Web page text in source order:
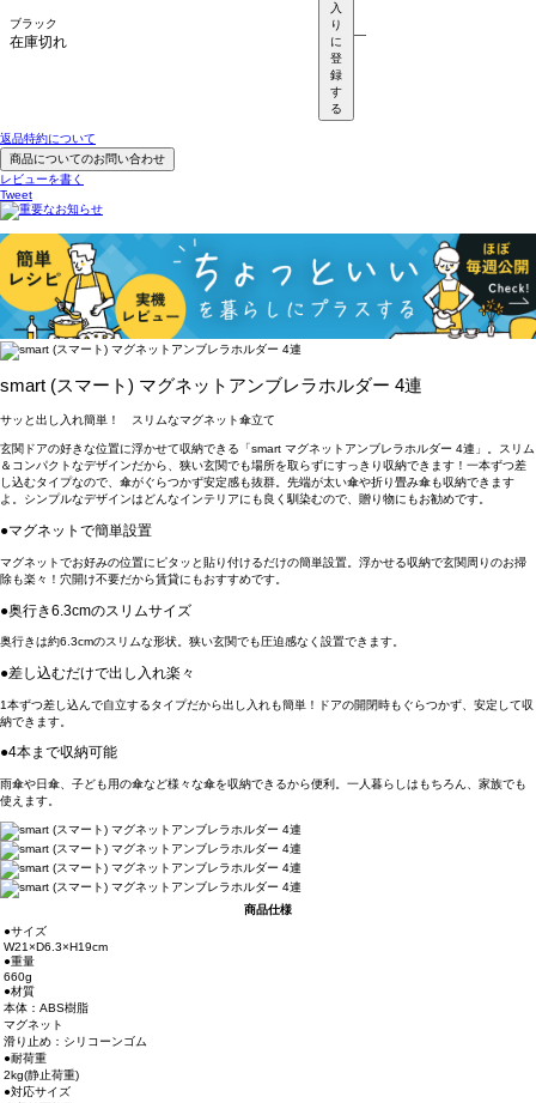
ブラック
在庫切れ
入
り
に
登
録
す
る
—
返品特約について
商品についてのお問い合わせ
レビューを書く
Tweet
smart (スマート) マグネットアンブレラホルダー 4連
サッと出し入れ簡単！ スリムなマグネット傘立て
玄関ドアの好きな位置に浮かせて収納できる「smart マグネットアンブレラホルダー 4連」。スリム
＆コンパクトなデザインだから、狭い玄関でも場所を取らずにすっきり収納できます！一本ずつ差
し込むタイプなので、傘がぐらつかず安定感も抜群。先端が太い傘や折り畳み傘も収納できます
よ。シンプルなデザインはどんなインテリアにも良く馴染むので、贈り物にもお勧めです。
●マグネットで簡単設置
マグネットでお好みの位置にピタッと貼り付けるだけの簡単設置。浮かせる収納で玄関周りのお掃
除も楽々！穴開け不要だから賃貸にもおすすめです。
●奥行き6.3cmのスリムサイズ
奥行きは約6.3cmのスリムな形状。狭い玄関でも圧迫感なく設置できます。
●差し込むだけで出し入れ楽々
1本ずつ差し込んで自立するタイプだから出し入れも簡単！ドアの開閉時もぐらつかず、安定して収
納できます。
●4本まで収納可能
雨傘や日傘、子ども用の傘など様々な傘を収納できるから便利。一人暮らしはもちろん、家族でも
使えます。
商品仕様
●サイズ
W21×D6.3×H19cm
●重量
660g
●材質
本体：ABS樹脂
マグネット
滑り止め：シリコーンゴム
●耐荷重
2kg(静止荷重)
●対応サイズ